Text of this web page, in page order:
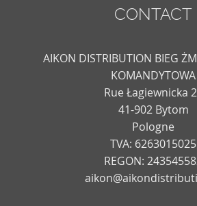
CONTACT
AIKON DISTRIBUTION BIEG
KOMANDYTOWA
Rue Łagiewnicka
41-902 Bytom
Pologne
TVA: 6263015025
REGON: